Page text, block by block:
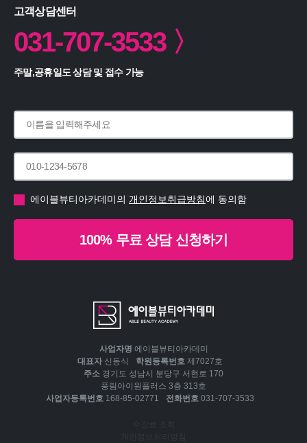
고객상담센터
031-707-3533 〉
주말,공휴일도 상담 및 접수 가능
에이블뷰티아카데미의 개인정보취급방침에 동의함
100% 무료 상담 신청하기
사업자명 에이블뷰티아카데미
대표자 신동식 학원등록번호 제7027호
주소 경기도 성남시 분당구 서현로 170
풍림아이원플러스 3층 313호
사업자등록번호 168-85-02771 전화번호 031-707-3533